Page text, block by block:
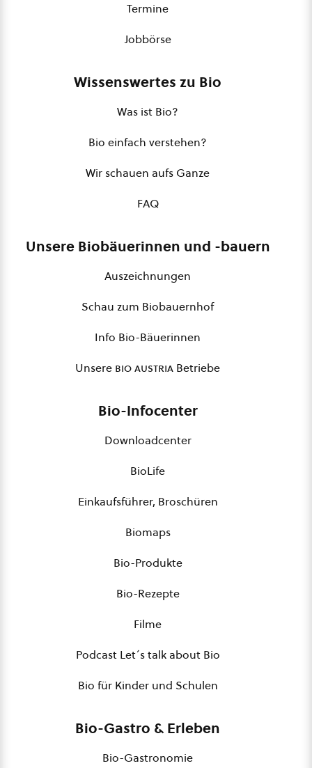
Termine
Jobbörse
Wissenswertes zu Bio
Was ist Bio?
Bio einfach verstehen?
Wir schauen aufs Ganze
FAQ
Unsere Biobäuerinnen und -bauern
Auszeichnungen
Schau zum Biobauernhof
Info Bio-Bäuerinnen
Unsere bio austria Betriebe
Bio-Infocenter
Downloadcenter
BioLife
Einkaufsführer, Broschüren
Biomaps
Bio-Produkte
Bio-Rezepte
Filme
Podcast Let´s talk about Bio
Bio für Kinder und Schulen
Bio-Gastro & Erleben
Bio-Gastronomie